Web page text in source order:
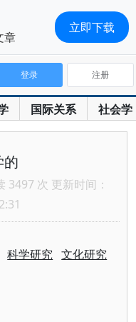
国际关系 社会学
登录 注册
的
3497 次 更新时间：
科学研究 文化研究
章
立即下载